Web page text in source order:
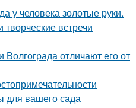
у человека золотые руки.
встречи
отличают его от
для вашего сада